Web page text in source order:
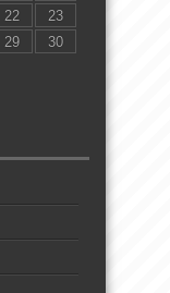
22
23
29
30